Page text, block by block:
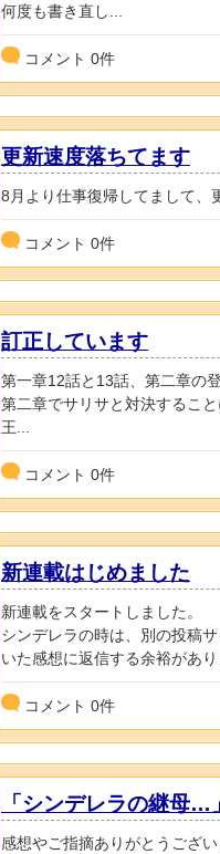
何度も書き直し...
コメント 0件
更新速度落ちてます
8月より仕事復帰してまして、
コメント 0件
訂正しています
第一章12話と13話、第二章の
第二章でサリサと対決するこ
王...
コメント 0件
新連載はじめました
新連載をスタートしました。
シンデレラの時は、別の投稿
いた感想に返信する余裕があり
コメント 0件
「シンデレラの継母…
感想やご指摘ありがとうござい